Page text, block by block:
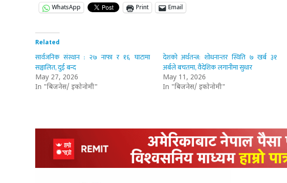
WhatsApp
Print Email
Related
सार्वजनिक संस्थान : २७ नाफा र १६ घाटामा
सञ्चालित, दुई बन्द
May 27, 2026
In "बिजनेस/ इकोनोमी"
देशको अर्थतन्त्र: शोधनान्तर स्थिति ७ खर्ब ३१
अर्बले बचतमा, वैदेशिक लगानीमा सुधार
May 11, 2026
In "बिजनेस/ इकोनोमी"